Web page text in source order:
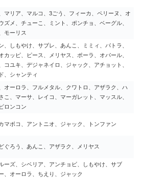
マリア、マルコ、3ごう、フィーカ、ペリーヌ、オ
ズメ、チューこ、ミント、ポンチョ、ベーグル、
モーリス
、しもやけ、サブレ、あんこ、ミミィ、パトラ、
カッピ、ピース、メリヤス、ポーラ、オパール、
コユキ、デジャネイロ、ジャック、アチョット、
、シャンティ
オーロラ、フルメタル、クワトロ、アザラク、ハ
こ、マーサ、レイコ、マーガレット、マッスル、
ロンコン
マボコ、アントニオ、ジャック、トンファン
ぐろう、あんこ、アザラク、メリヤス
ーズ、シベリア、アンチョビ、しもやけ、サブ
、オーロラ、ちえり、ジャック